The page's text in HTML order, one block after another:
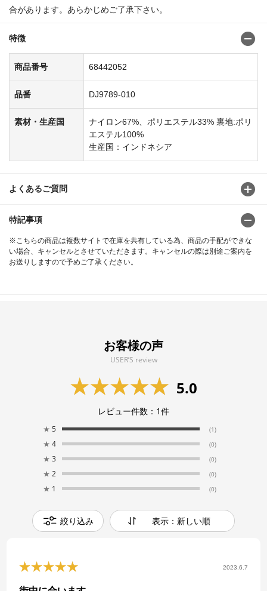
合があります。あらかじめご了承下さい。
特徴
商品番号 68442052
品番 DJ9789-010
素材・生産国
ナイロン67%、ポリエステル33% 裏地:ポリ
エステル100%
生産国：インドネシア
よくあるご質問
特記事項
※こちらの商品は複数サイトで在庫を共有している為、商品の手配ができな
い場合、キャンセルとさせていただきます。キャンセルの際は別途ご案内を
お送りしますので予めご了承ください。
お客様の声
USER’S review
5.0
レビュー件数： 1件
★ 5 (1)
★ 4 (0)
★ 3 (0)
★ 2 (0)
★ 1 (0)
絞り込み 表示：新しい順
2023.6.7